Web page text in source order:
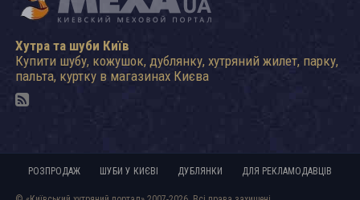
Хутра та шуби Київ
Купити шубу, кожушок, дублянку, хутряний жилет, парку,
пальта, куртку в магазинах Києва
РОЗПРОДАЖ ШУБИ У КИЄВІ ДУБЛЯНКИ ДЛЯ РЕКЛАМОДАВЦІВ